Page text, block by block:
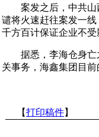
案发之后，中共山
谴将火速赶往案发一
千方百计保证企业不
据悉，李海仓身亡
关事务，海鑫集团目
【打印稿件】